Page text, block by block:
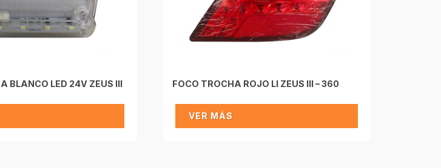
BLANCO LED 24V ZEUS III FOCO TROCHA ROJO LI ZEUS III – 360
VER MÁS